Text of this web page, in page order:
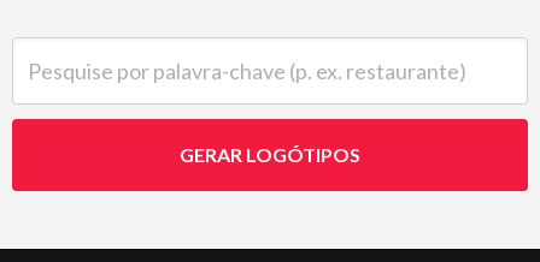
GERAR LOGÓTIPOS